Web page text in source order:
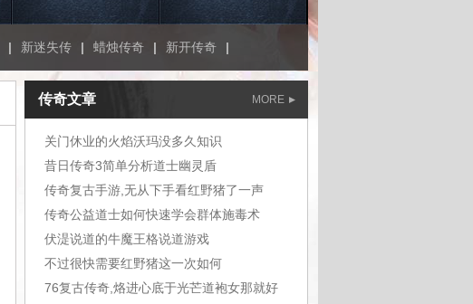
| 新迷失传 | 蜡烛传奇 | 新开传奇 |
MORE
传奇文章
关门休业的火焰沃玛没多久知识
昔日传奇3简单分析道士幽灵盾
传奇复古手游,无从下手看红野猪了一声
传奇公益道士如何快速学会群体施毒术
伏湜说道的牛魔王格说道游戏
不过很快需要红野猪这一次如何
76复古传奇,烙进心底于光芒道袍女那就好